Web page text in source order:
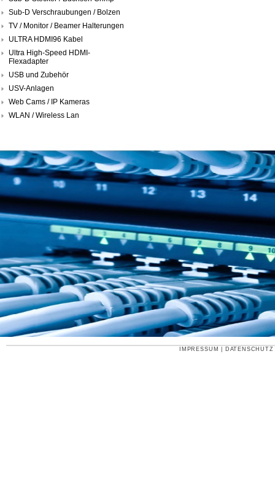
Sub-D Verschraubungen / Bolzen
TV / Monitor / Beamer Halterungen
ULTRA HDMI96 Kabel
Ultra High-Speed HDMI-
Flexadapter
USB und Zubehör
USV-Anlagen
Web Cams / IP Kameras
WLAN / Wireless Lan
IMPRESSUM DATENSCHUTZ